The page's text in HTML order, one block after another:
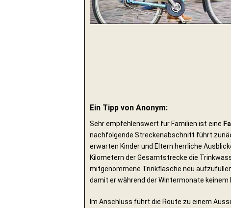
Ein Tipp von Anonym:
Sehr empfehlenswert für Familien ist eine
nachfolgende Streckenabschnitt führt
erwarten Kinder und Eltern herrliche
Kilometern der Gesamtstrecke die
mitgenommene Trinkflasche neu
damit er während der Wintermonate
Im Anschluss führt die Route zu einem